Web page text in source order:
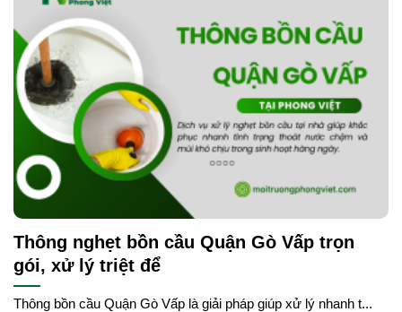
Thông nghẹt bồn cầu Quận Gò Vấp trọn
gói, xử lý triệt để
Thông bồn cầu Quận Gò Vấp là giải pháp giúp xử lý nhanh t...